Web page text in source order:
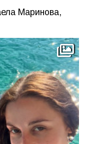
Маринова,